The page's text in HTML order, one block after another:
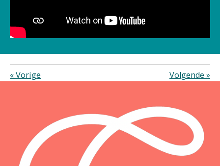
«Vorige Volgende »